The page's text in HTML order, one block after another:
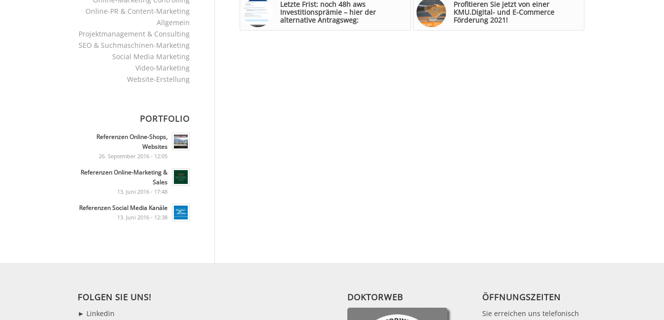
Letzte Frist: noch 48h aws
Investitionsprämie – hier der
alternative Antragsweg:
Profitieren Sie jetzt von einer
KMU.Digital- und E-Commerce
Förderung 2021!
Online-PR & Content-Marketing
Allgemein
Projektmanagement & Consulting
SEO & Suchmaschinen-Marketing
Social Media Marketing
Video-Marketing
Website-Erstellung
PORTFOLIO
Referenzen Online-Shops,
Websites
26. September 2016 - 12:05
Referenzen Online-Marketing &
Sales
13. Juni 2016 - 17:48
Referenzen Social Media Kanäle
13. Juni 2016 - 12:38
FOLGEN SIE UNS!
► Linkedin
DOKTORWEB ÖFFNUNGSZEITEN
Sie erreichen uns telefonisch